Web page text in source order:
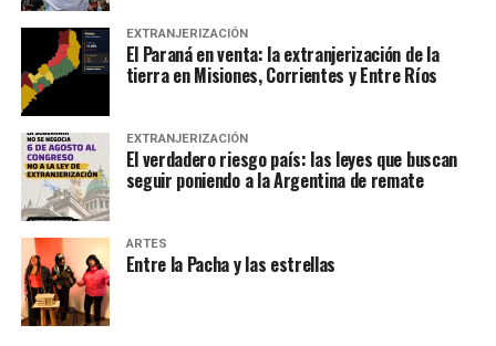
EXTRANJERIZACIÓN
El Paraná en venta: la extranjerización de la
tierra en Misiones, Corrientes y Entre Ríos
EXTRANJERIZACIÓN
El verdadero riesgo país: las leyes que buscan
seguir poniendo a la Argentina de remate
ARTES
Entre la Pacha y las estrellas